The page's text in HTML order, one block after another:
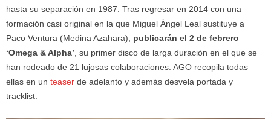
hasta su separación en 1987. Tras regresar en 2014 con una
formación casi original en la que Miguel Ángel Leal sustituye a
Paco Ventura (Medina Azahara), publicarán el 2 de febrero
‘Omega & Alpha’ , su primer disco de larga duración en el que se
han rodeado de 21 lujosas colaboraciones. AGO recopila todas
ellas en un teaser de adelanto y además desvela portada y
tracklist.